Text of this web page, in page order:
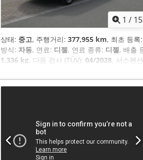
1 / 15
상태: 중고, 주행거리: 377,955 km, 최초 등록:
방식: 자동, 연료: 디젤, 연료 종류: 디젤, 배출
1,336 kg, 다음 검사 (TÜV): 04/2028, 서스펜
ABS, 견인 제어, 매연 필터, 슬라이딩
(ESP), 주차 히터, 중앙 잠금장치, 크루즈 컨트